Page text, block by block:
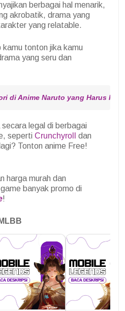
berbagai hal menarik,
akrobatik, drama yang
yang relatable.
kamu tonton jika kamu
yang seru dan
di Anime Naruto yang Harus
legal di berbagai
seperti Crunchyroll
dan
Tonton anime Free!
harga murah dan
banyak promo di
!